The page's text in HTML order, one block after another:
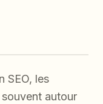
SEO, les
autour